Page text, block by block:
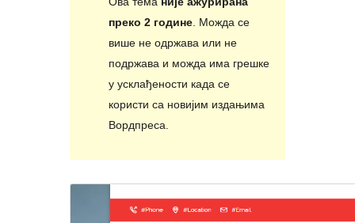
преко 2 године. Можда се
више не одржава или не
подржава и можда има грешке
у усклађености када се
користи са новијим издањима
Вордпреса.